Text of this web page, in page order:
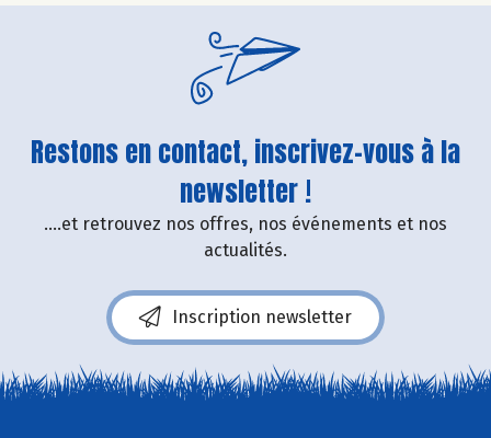
Restons en contact, inscrivez-vous à la
newsletter !
....et retrouvez nos offres, nos événements et nos
actualités.
Inscription newsletter